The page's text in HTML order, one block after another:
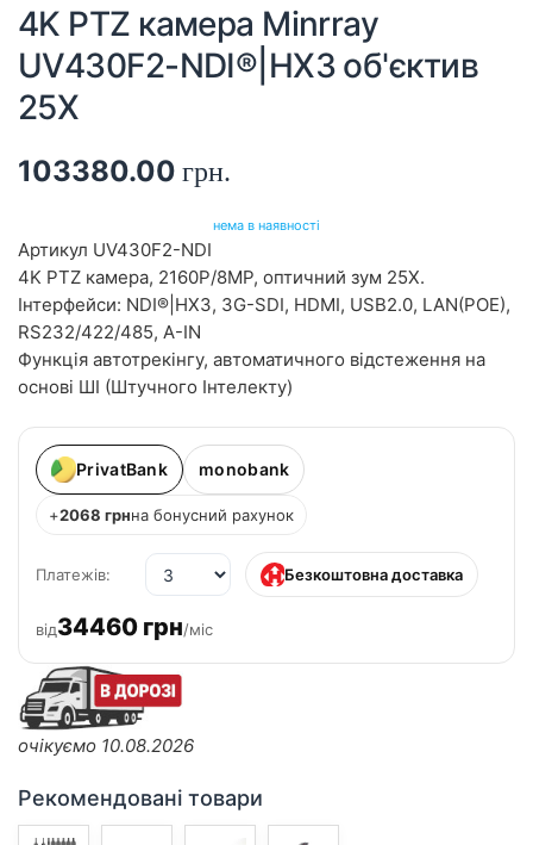
4K PTZ камера Minrray
UV430F2-NDI®|HX3 об'єктив
25X
103380.00 грн.
нема в наявності
Артикул UV430F2-NDI
4K PTZ камера, 2160P/8MP, оптичний зум 25X.
Інтерфейси: NDI®|HX3, 3G-SDI, HDMI, USB2.0, LAN(POE),
RS232/422/485, A-IN
Функція автотрекінгу, автоматичного відстеження на
основі ШІ (Штучного Інтелекту)
PrivatBank monobank
+2068 грнна бонусний рахунок
Платежів: Безкоштовна доставка
від34460 грн/міс
очікуємо 10.08.2026
Рекомендовані товари